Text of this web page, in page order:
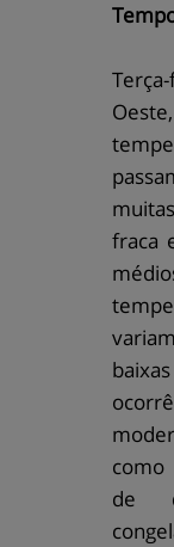
fraca
de